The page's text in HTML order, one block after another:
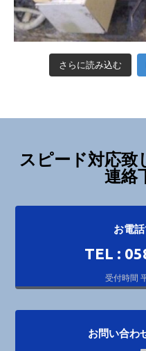
さらに読み込む
スピード対応致
連絡
お電
TEL :
受付時間
お問い合わ